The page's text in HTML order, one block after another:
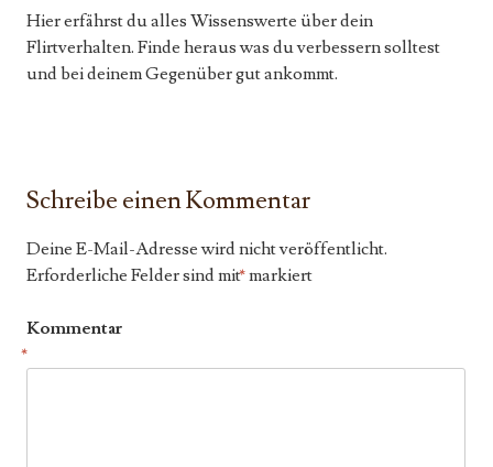
Hier erfährst du alles Wissenswerte über dein
Flirtverhalten. Finde heraus was du verbessern solltest
und bei deinem Gegenüber gut ankommt.
Schreibe einen Kommentar
Deine E-Mail-Adresse wird nicht veröffentlicht.
Erforderliche Felder sind mit*markiert
Kommentar
*